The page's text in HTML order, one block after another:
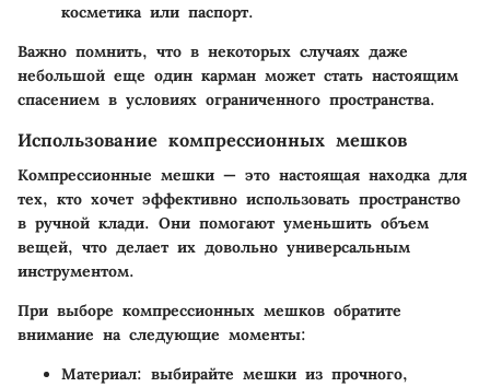
косметика или паспорт.
Важно помнить, что в некоторых случаях даже
небольшой еще один карман может стать настоящим
спасением в условиях ограниченного пространства.
Использование компрессионных мешков
Компрессионные мешки — это настоящая находка для
тех, кто хочет эффективно использовать пространство
в ручной клади. Они помогают уменьшить объем
вещей, что делает их довольно универсальным
инструментом.
При выборе компрессионных мешков обратите
внимание на следующие моменты:
Материал: выбирайте мешки из прочного,